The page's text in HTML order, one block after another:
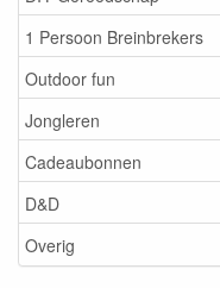
1 Persoon Breinbrekers
Outdoor fun
Jongleren
Cadeaubonnen
D&D
Overig